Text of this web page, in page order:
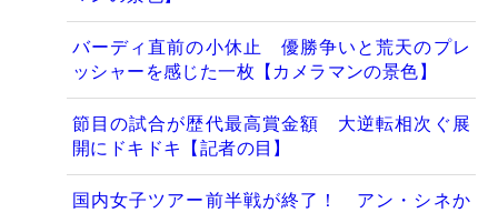
バーディ直前の小休止 優勝争いと荒天のプレ
ッシャーを感じた一枚【カメラマンの景色】
節目の試合が歴代最高賞金額 大逆転相次ぐ展
開にドキドキ【記者の目】
国内女子ツアー前半戦が終了！ アン・シネか